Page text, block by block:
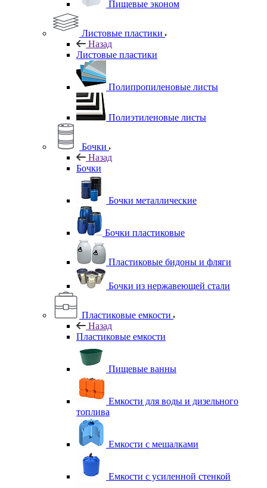
Пищевые эконом
Листовые пластики
Назад
Листовые пластики
Полипропиленовые листы
Полиэтиленовые листы
Бочки
Назад
Бочки
Бочки металлические
Бочки пластиковые
Пластиковые бидоны и фляги
Бочки из нержавеющей стали
Пластиковые емкости
Назад
Пластиковые емкости
Пищевые ванны
Емкости для воды и дизельного
топлива
Емкости с мешалками
Емкости с усиленной стенкой